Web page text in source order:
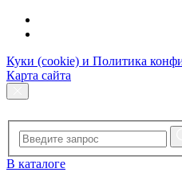
Куки (cookie) и Политика
Карта сайта
В каталоге